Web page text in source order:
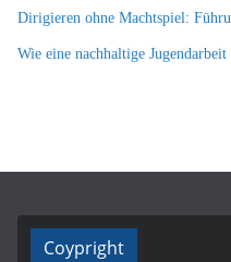
Dirigieren ohne Machtspiel:
Wie eine nachhaltige
Coypright